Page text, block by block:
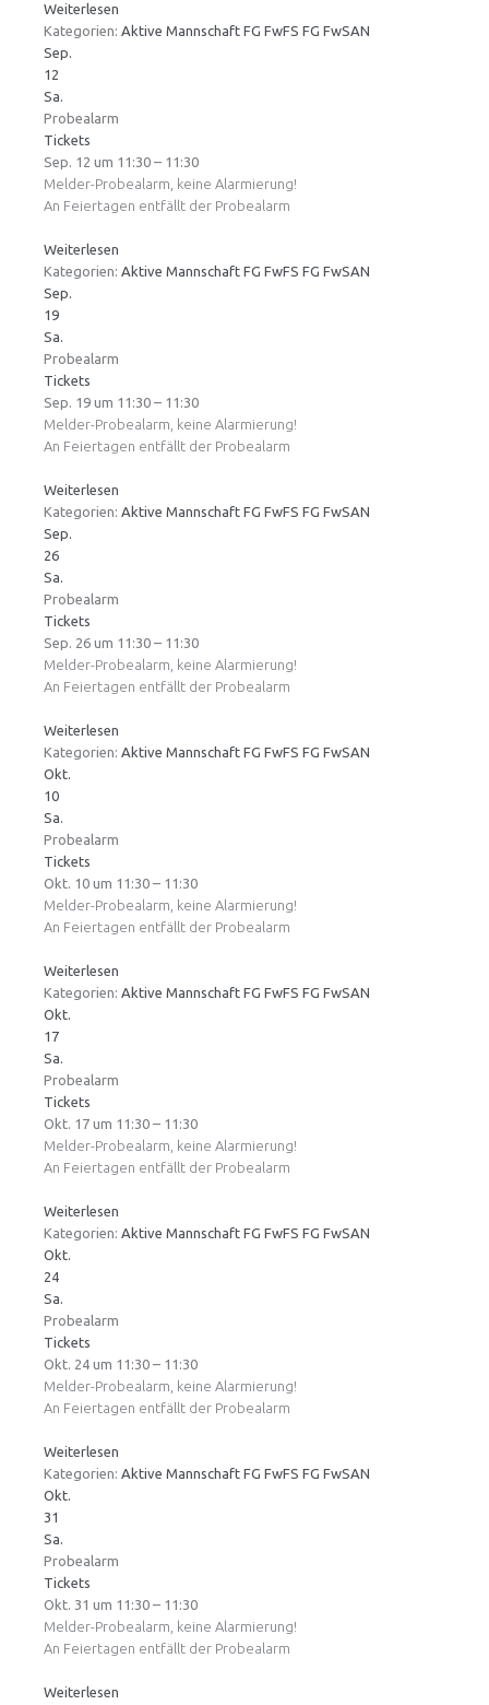
Weiterlesen
Kategorien: Aktive Mannschaft FG FwFS FG FwSAN
Sep.
12
Sa.
Probealarm
Tickets
Sep. 12 um 11:30 – 11:30
Melder-Probealarm, keine Alarmierung!
An Feiertagen entfällt der Probealarm
Weiterlesen
Kategorien: Aktive Mannschaft FG FwFS FG FwSAN
Sep.
19
Sa.
Probealarm
Tickets
Sep. 19 um 11:30 – 11:30
Melder-Probealarm, keine Alarmierung!
An Feiertagen entfällt der Probealarm
Weiterlesen
Kategorien: Aktive Mannschaft FG FwFS FG FwSAN
Sep.
26
Sa.
Probealarm
Tickets
Sep. 26 um 11:30 – 11:30
Melder-Probealarm, keine Alarmierung!
An Feiertagen entfällt der Probealarm
Weiterlesen
Kategorien: Aktive Mannschaft FG FwFS FG FwSAN
Okt.
10
Sa.
Probealarm
Tickets
Okt. 10 um 11:30 – 11:30
Melder-Probealarm, keine Alarmierung!
An Feiertagen entfällt der Probealarm
Weiterlesen
Kategorien: Aktive Mannschaft FG FwFS FG FwSAN
Okt.
17
Sa.
Probealarm
Tickets
Okt. 17 um 11:30 – 11:30
Melder-Probealarm, keine Alarmierung!
An Feiertagen entfällt der Probealarm
Weiterlesen
Kategorien: Aktive Mannschaft FG FwFS FG FwSAN
Okt.
24
Sa.
Probealarm
Tickets
Okt. 24 um 11:30 – 11:30
Melder-Probealarm, keine Alarmierung!
An Feiertagen entfällt der Probealarm
Weiterlesen
Kategorien: Aktive Mannschaft FG FwFS FG FwSAN
Okt.
31
Sa.
Probealarm
Tickets
Okt. 31 um 11:30 – 11:30
Melder-Probealarm, keine Alarmierung!
An Feiertagen entfällt der Probealarm
Weiterlesen